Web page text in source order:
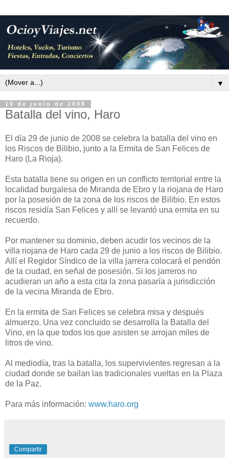
▼
10 de junio de 2008
Batalla del vino, Haro
El día 29 de junio de 2008 se celebra la batalla del vino en
los Riscos de Bilibio, junto a la Ermita de San Felices de
Haro (La Rioja).
Esta batalla tiene su origen en un conflicto territorial entre la
localidad burgalesa de Miranda de Ebro y la riojana de Haro
por la posesión de la zona de los riscos de Bilibio. En estos
riscos residía San Felices y allí se levantó una ermita en su
recuerdo.
Por mantener su dominio, deben acudir los vecinos de la
villa riojana de Haro cada 29 de junio a los riscos de Bilibio.
Allí el Regidor Síndico de la villa jarrera colocará el pendón
de la ciudad, en señal de posesión. Si los jarreros no
acudieran un año a esta cita la zona pasaría a jurisdicción
de la vecina Miranda de Ebro.
En la ermita de San Felices se celebra misa y después
almuerzo. Una vez concluido se desarrolla la Batalla del
Vino, en la que todos los que asisten se arrojan miles de
litros de vino.
Al mediodía, tras la batalla, los supervivientes regresan a la
ciudad donde se bailan las tradicionales vueltas en la Plaza
de la Paz.
Para más información: www.haro.org
Compartir